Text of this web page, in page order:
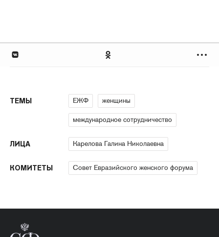
ТЕМЫ ЕЖФ женщины
международное сотрудничество
ЛИЦА Карелова Галина Николаевна
КОМИТЕТЫ Совет Евразийского женского форума